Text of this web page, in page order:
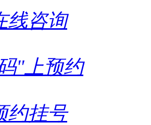
线咨询
"上预约
约挂号